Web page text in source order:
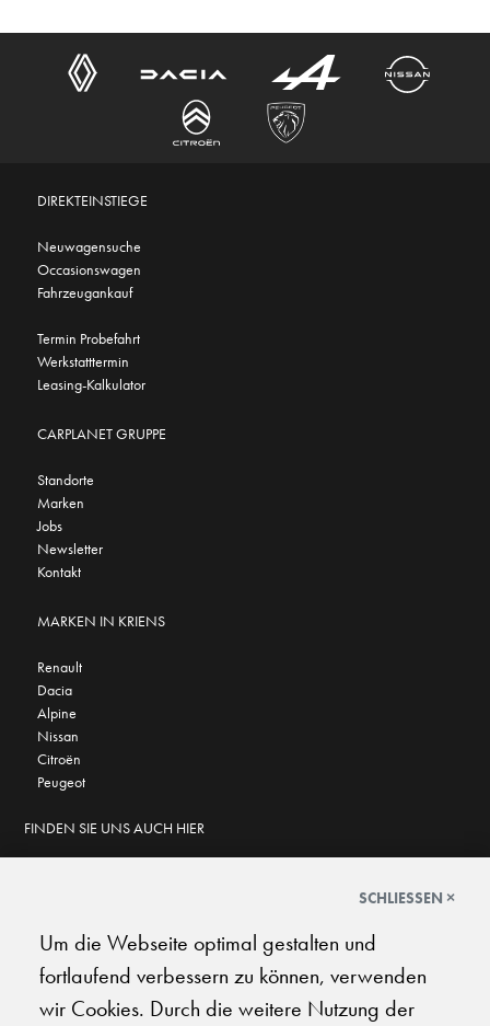
DIREKTEINSTIEGE
Neuwagensuche
Occasionswagen
Fahrzeugankauf
Termin Probefahrt
Werkstatttermin
Leasing-Kalkulator
CARPLANET GRUPPE
Standorte
Marken
Jobs
Newsletter
Kontakt
MARKEN IN KRIENS
Renault
Dacia
Alpine
Nissan
Citroën
Peugeot
FINDEN SIE UNS AUCH HIER
4.6 ★★★★★
★★★★★
SCHLIESSEN ×
Um die Webseite optimal gestalten und
fortlaufend verbessern zu können, verwenden
wir Cookies. Durch die weitere Nutzung der